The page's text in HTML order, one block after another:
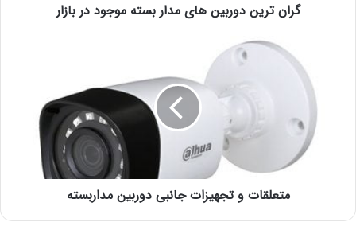
گران ترین دوربین‌ های مدار بسته موجود در بازار
متعلقات و تجهیزات جانبی دوربین مداربسته